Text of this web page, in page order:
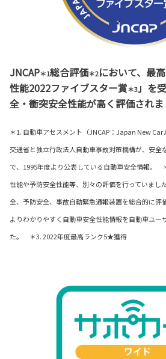
JNCAP＊1総合評価＊2において、最
性能2022ファイブスター賞＊3」を
全・衝突安全性能が高く評価されま
＊1. 自動車アセスメント（JNCAP：Japan New
交通省と独立行政法人自動車事故対策機構が、 安全
で、1995年度より公表している自動車安全情報。
性能や予防安全性能等、別々の評価を行っていまし
全、予防安全、事故自動緊急通報装置を総合的に評
よりわかりやすく自動車安全性能情報を自動車ユー
た。 ＊3. 2022年度最高ランク5★獲得